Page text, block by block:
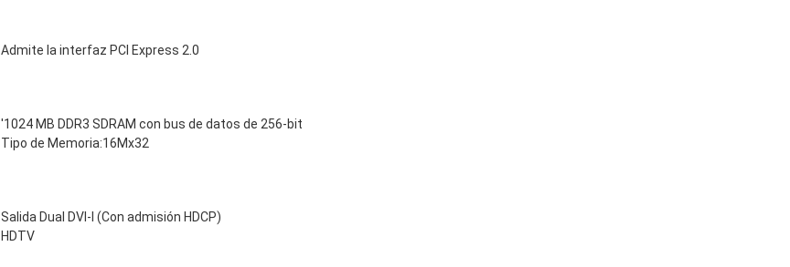
Admite la interfaz PCI Express 2.0
'1024 MB DDR3 SDRAM con bus de datos de 256-bit
Tipo de Memoria:16Mx32
Salida Dual DVI-I (Con admisión HDCP)
HDTV